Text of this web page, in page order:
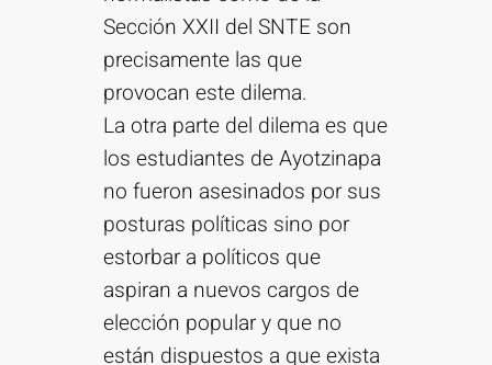
Sección XXII del SNTE son
precisamente las que
provocan este dilema.
La otra parte del dilema es que
los estudiantes de Ayotzinapa
no fueron asesinados por sus
posturas políticas sino por
estorbar a políticos que
aspiran a nuevos cargos de
elección popular y que no
están dispuestos a que exista